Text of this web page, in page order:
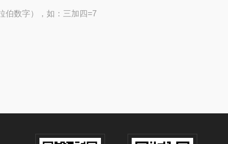
伯数字），如：三加四=7